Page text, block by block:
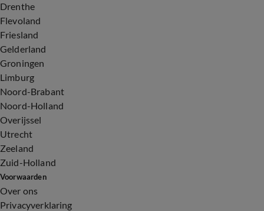
Drenthe
Flevoland
Friesland
Gelderland
Groningen
Limburg
Noord-Brabant
Noord-Holland
Overijssel
Utrecht
Zeeland
Zuid-Holland
Voorwaarden
Over ons
Privacyverklaring